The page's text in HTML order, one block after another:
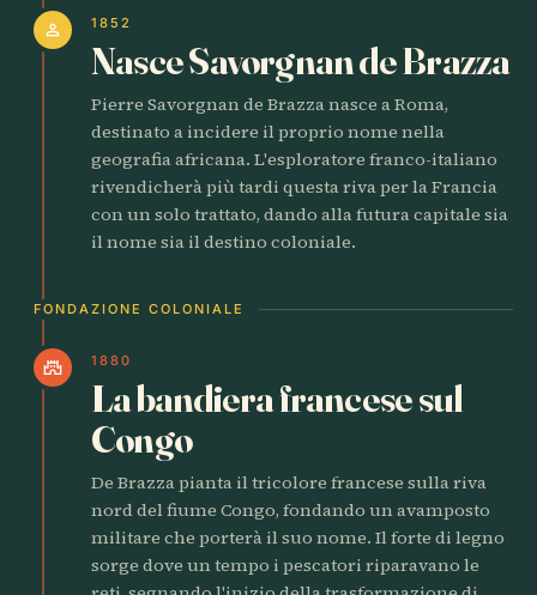
person 1852
Nasce Savorgnan de Brazza
Pierre Savorgnan de Brazza nasce a Roma,
destinato a incidere il proprio nome nella
geografia africana. L'esploratore franco-italiano
rivendicherà più tardi questa riva per la Francia
con un solo trattato, dando alla futura capitale sia
il nome sia il destino coloniale.
FONDAZIONE COLONIALE
castle 1880
La bandiera francese sul
Congo
De Brazza pianta il tricolore francese sulla riva
nord del fiume Congo, fondando un avamposto
militare che porterà il suo nome. Il forte di legno
sorge dove un tempo i pescatori riparavano le